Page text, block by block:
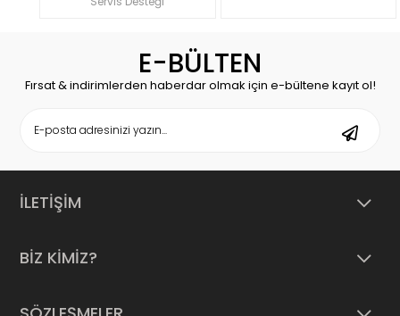
E-BÜLTEN
Fırsat & indirimlerden haberdar olmak için e-bültene kayıt ol!
İLETİŞİM
BİZ KİMİZ?